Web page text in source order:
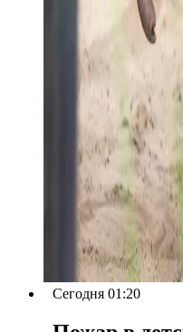
Сегодня 01:20